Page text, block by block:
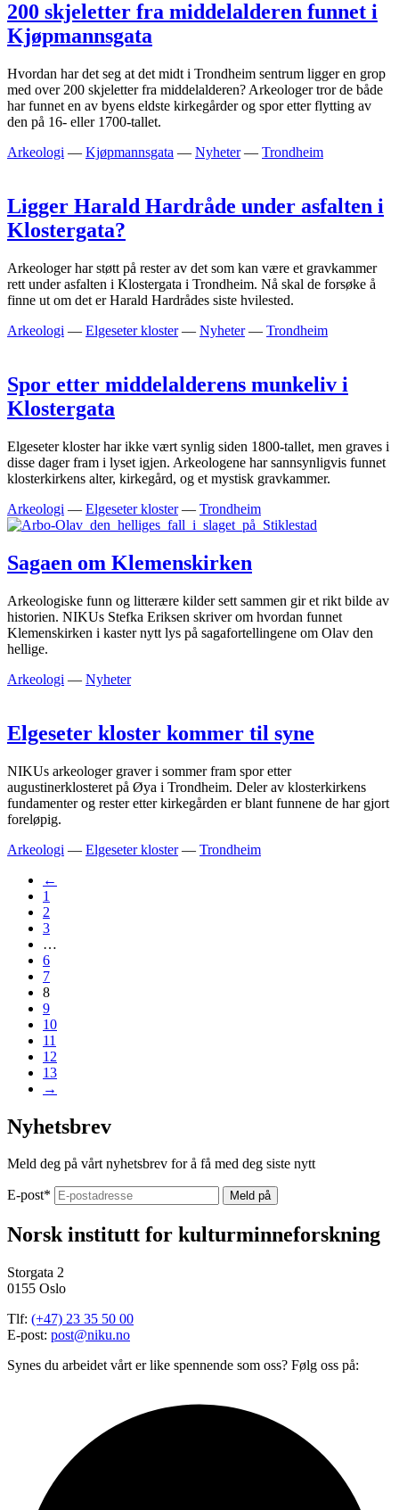
200 skjeletter fra middelalderen funnet i
Kjøpmannsgata
Hvordan har det seg at det midt i Trondheim sentrum ligger en grop
med over 200 skjeletter fra middelalderen? Arkeologer tror de både
har funnet en av byens eldste kirkegårder og spor etter flytting av
den på 16- eller 1700-tallet.
Arkeologi — Kjøpmannsgata — Nyheter — Trondheim
Ligger Harald Hardråde under asfalten i
Klostergata?
Arkeologer har støtt på rester av det som kan være et gravkammer
rett under asfalten i Klostergata i Trondheim. Nå skal de forsøke å
finne ut om det er Harald Hardrådes siste hvilested.
Arkeologi — Elgeseter kloster — Nyheter — Trondheim
Spor etter middelalderens munkeliv i
Klostergata
Elgeseter kloster har ikke vært synlig siden 1800-tallet, men graves i
disse dager fram i lyset igjen. Arkeologene har sannsynligvis funnet
klosterkirkens alter, kirkegård, og et mystisk gravkammer.
Arkeologi — Elgeseter kloster — Trondheim
Sagaen om Klemenskirken
Arkeologiske funn og litterære kilder sett sammen gir et rikt bilde av
historien. NIKUs Stefka Eriksen skriver om hvordan funnet
Klemenskirken i kaster nytt lys på sagafortellingene om Olav den
hellige.
Arkeologi — Nyheter
Elgeseter kloster kommer til syne
NIKUs arkeologer graver i sommer fram spor etter
augustinerklosteret på Øya i Trondheim. Deler av klosterkirkens
fundamenter og rester etter kirkegården er blant funnene de har gjort
foreløpig.
Arkeologi — Elgeseter kloster — Trondheim
←
1
2
3
…
6
7
8
9
10
11
12
13
→
Nyhetsbrev
Meld deg på vårt nyhetsbrev for å få med deg siste nytt
E-post*
Norsk institutt for kulturminneforskning
Storgata 2
0155 Oslo
Tlf: (+47) 23 35 50 00
E-post: post@niku.no
Synes du arbeidet vårt er like spennende som oss? Følg oss på: